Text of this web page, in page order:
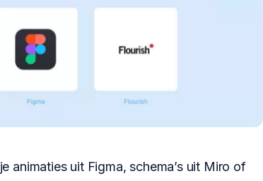
animaties uit Figma, schema’s uit Miro of